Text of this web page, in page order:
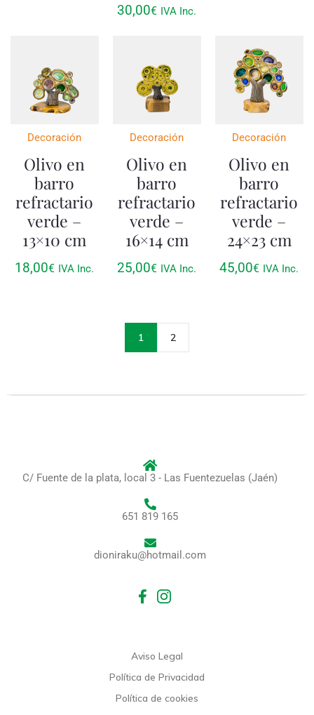
30,00€ IVA Inc.
Decoración
Olivo en
barro
refractario
verde –
13×10 cm
18,00€ IVA Inc.
Decoración
Olivo en
barro
refractario
verde –
16×14 cm
25,00€ IVA Inc.
Decoración
Olivo en
barro
refractario
verde –
24×23 cm
45,00€ IVA Inc.
1 2
C/ Fuente de la plata, local 3 - Las Fuentezuelas (Jaén)
651 819 165
dioniraku@hotmail.com
Aviso Legal
Política de Privacidad
Política de cookies